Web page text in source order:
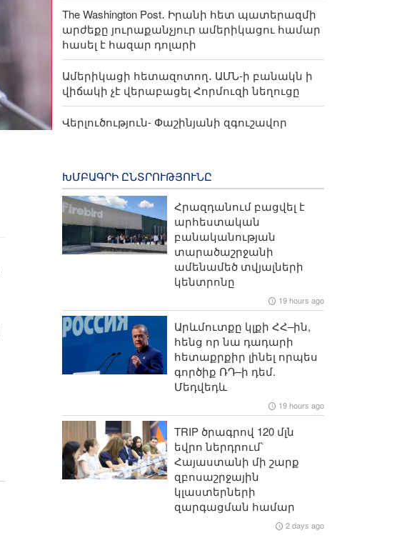
The Washington Post․ Իրանի հետ պատերազմի
արժեքը յուրաքանչյուր ամերիկացու համար
հասել է հազար դոլարի
Ամերիկացի հետազոտող․ ԱՄՆ-ի բանակն ի
վիճակի չէ վերաբացել Հորմուզի նեղուցը
Վերլուծություն- Փաշինյանի զգուշավոր
ԽՄԲԱԳՐԻ ԸՆՏՐՈՒԹՅՈՒՆԸ
Հրազդանում բացվել է
արհեստական
բանականության
տարածաշրջանի
ամենամեծ տվյալների
կենտրոնը
19 hours ago
Արևմուտքը կլքի ՀՀ–ին,
հենց որ նա դադարի
հետաքրքիր լինել որպես
գործիք ՌԴ–ի դեմ.
Մեդվեդև
19 hours ago
TRIP ծրագրով 120 մլն
եվրո ներդրում՝
Հայաստանի մի շարք
զբոսաշրջային
կլաստերների
զարգացման համար
2 days ago